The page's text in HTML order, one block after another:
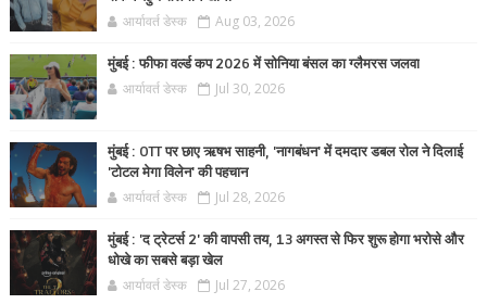
आर्यावर्त डेस्क Aug 03, 2026
मुंबई : फीफा वर्ल्ड कप 2026 में सोनिया बंसल का ग्लैमरस जलवा
आर्यावर्त डेस्क Jul 30, 2026
मुंबई : OTT पर छाए ऋषभ साहनी, 'नागबंधन' में दमदार डबल रोल ने दिलाई
'टोटल मेगा विलेन' की पहचान
आर्यावर्त डेस्क Jul 28, 2026
मुंबई : 'द ट्रेटर्स 2' की वापसी तय, 13 अगस्त से फिर शुरू होगा भरोसे और
धोखे का सबसे बड़ा खेल
आर्यावर्त डेस्क Jul 27, 2026